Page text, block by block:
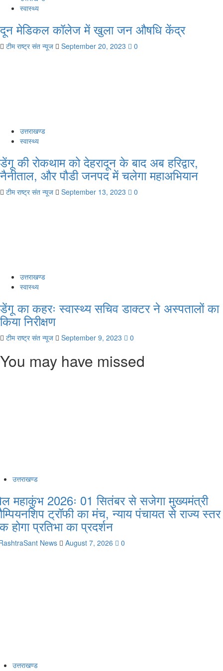
स्वास्थ्य
दून मेडिकल कॉलेज में खुला जन औषधि केंद्र
टीम राष्ट्र संत न्यूज September 20, 2023 0
उत्तराखण्ड
स्वास्थ्य
डेंगू की रोकथाम को देहरादून के बाद अब हरिद्वार,
नैनीताल, और पौडी जनपद में चलेगा महाअभियान
टीम राष्ट्र संत न्यूज September 13, 2023 0
उत्तराखण्ड
स्वास्थ्य
डेंगू का कहरः स्वास्थ्य सचिव डाक्टर ने अस्पतालों का
किया निरीक्षण
टीम राष्ट्र संत न्यूज September 9, 2023 0
You may have missed
उत्तराखण्ड
महाकुंभ 2026ः 01 सितंबर से सजेगा मुख्यमंत्री
ट्रॉफी का मंच, न्याय पंचायत से राज्य स्तर
होगा प्रतिभा का प्रदर्शन
News August 7, 2026 0
उत्तराखण्ड